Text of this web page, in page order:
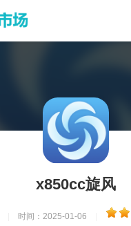
x850cc旋风
时间：2025-01-06